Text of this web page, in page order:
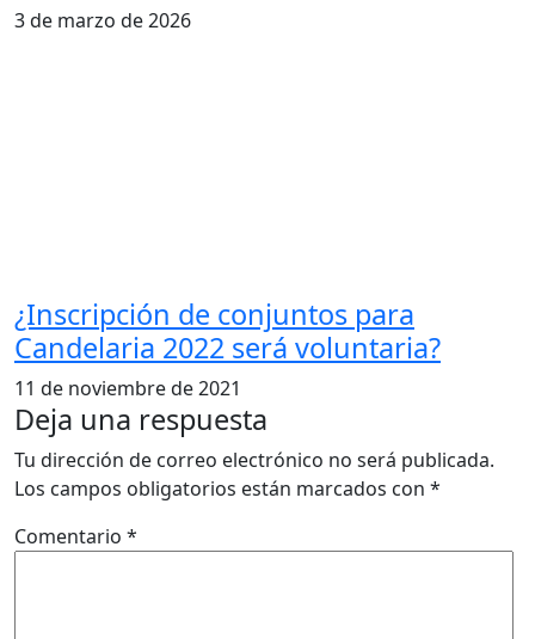
3 de marzo de 2026
¿Inscripción de conjuntos para
Candelaria 2022 será voluntaria?
11 de noviembre de 2021
Deja una respuesta
Tu dirección de correo electrónico no será publicada.
Los campos obligatorios están marcados con *
Comentario *